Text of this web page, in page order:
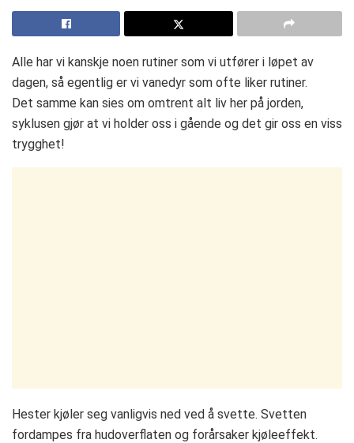
Alle har vi kanskje noen rutiner som vi utfører i løpet av
dagen, så egentlig er vi vanedyr som ofte liker rutiner.
Det samme kan sies om omtrent alt liv her på jorden,
syklusen gjør at vi holder oss i gående og det gir oss en viss
trygghet!
Hester kjøler seg vanligvis ned ved å svette. Svetten
fordampes fra hudoverflaten og forårsaker kjøleeffekt.